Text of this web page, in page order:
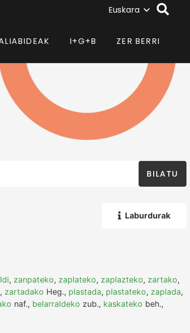
Euskara
I+G+B ZER BERRI
BILATU
Laburdurak
, zanpateko, zaplateko, zaplazteko, zartako,
, zartadako Heg., plastada, plastateko, zaplada,
naf., belarraldeko zub., kaskateko beh.,